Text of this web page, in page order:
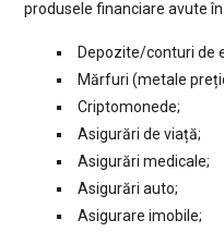
produsele financiare avute
Depozite/conturi de
Mărfuri (metale
Criptomonede;
Asigurări de viață;
Asigurări medicale;
Asigurări auto;
Asigurare imobile;